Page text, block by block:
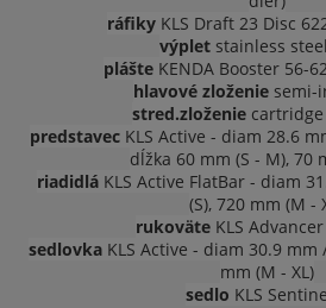
ráfikyKLS Draft 23 Disc
výpletstainless
plášte KENDA Booster 56-
hlavové zloženiesemi-
stred.zloženiecartridge
predstavecKLS Active - diam 28.6
dĺžka 60 mm (S - M), 70
riadidláKLS Active FlatBar - diam
(S), 720 mm (M -
rukoväte KLS
sedlovka KLS Active - diam 30.9 mm
mm (M - XL)
sedlo KLS